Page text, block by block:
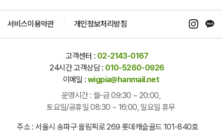
서비스이용약관 개인정보처리방침
고객센터 : 02-2143-0167
24시간 고객상담 : 010-5260-0926
이메일 :wigpia@hanmail.net
운영시간 : 월-금 09:30 ~ 20:00,
토요일/공휴일 08:30 ~ 16:00, 일요일 휴무
주소 : 서울시 송파구 올림픽로 269 롯데캐슬골드 101-840호